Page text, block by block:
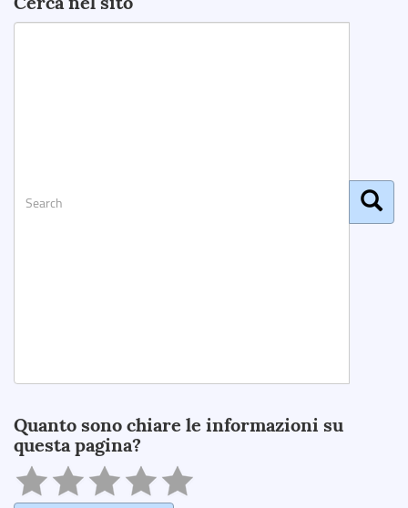
Quanto sono chiare le informazioni su
questa pagina?